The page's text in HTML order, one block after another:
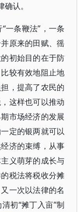
认。
一条鞭法”，一条
原来的田赋、徭
初始目的在于防
较有效地阻止地
，提高了农民的
这样也可以推动
市场经济的发展
定的银两就可以
济的束缚，从事
义萌芽的成长与
税法将税收分摊
一次以法律的名
初“摊丁入亩”制